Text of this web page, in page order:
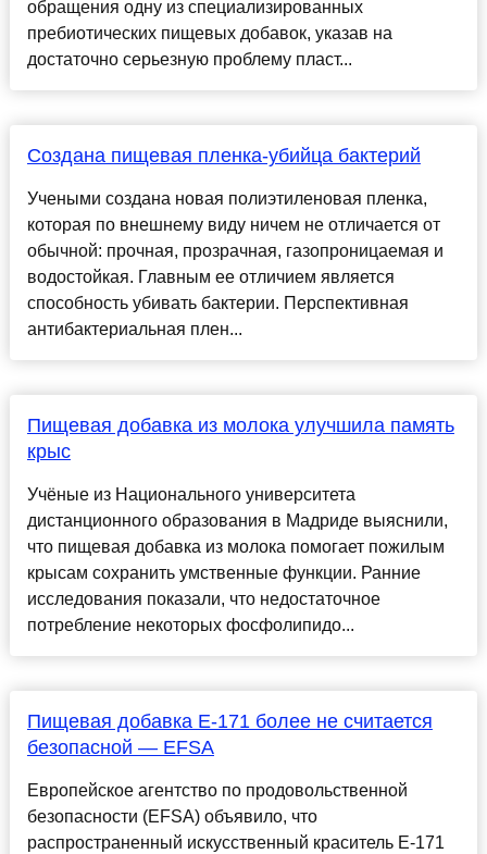
обращения одну из специализированных
пребиотических пищевых добавок, указав на
достаточно серьезную проблему пласт...
Создана пищевая пленка-убийца бактерий
Учеными создана новая полиэтиленовая пленка,
которая по внешнему виду ничем не отличается от
обычной: прочная, прозрачная, газопроницаемая и
водостойкая. Главным ее отличием является
способность убивать бактерии. Перспективная
антибактериальная плен...
Пищевая добавка из молока улучшила память
крыс
Учёные из Национального университета
дистанционного образования в Мадриде выяснили,
что пищевая добавка из молока помогает пожилым
крысам сохранить умственные функции. Ранние
исследования показали, что недостаточное
потребление некоторых фосфолипидо...
Пищевая добавка Е-171 более не считается
безопасной — EFSA
Европейское агентство по продовольственной
безопасности (EFSA) объявило, что
распространенный искусственный краситель Е-171